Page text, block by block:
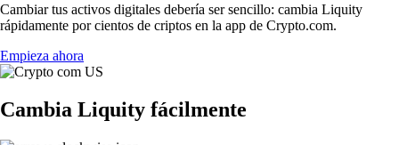
Cambiar tus activos digitales debería ser sencillo: cambia Liquity
rápidamente por cientos de criptos en la app de Crypto.com.
Empieza ahora
Cambia Liquity fácilmente